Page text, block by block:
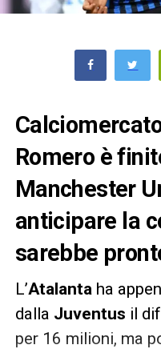
Romero è
Manchester
anticipare la
sarebbe
L’Atalanta ha
dalla Juventus il
per 16 milioni, ma